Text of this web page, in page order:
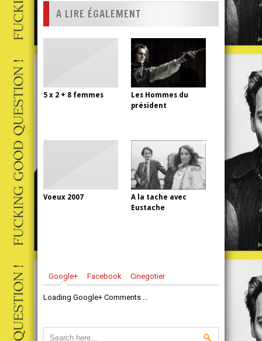
A LIRE ÉGALEMENT
5 x 2 + 8 femmes
Les Hommes du
président
Voeux 2007
A la tache avec
Eustache
Google+ Facebook Cinegotier
Loading Google+ Comments ...